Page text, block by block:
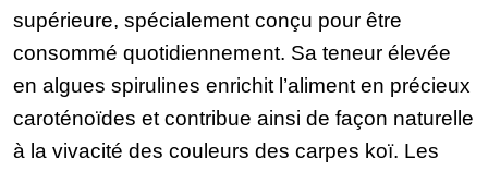
supérieure, spécialement conçu pour être
consommé quotidiennement. Sa teneur élevée
en algues spirulines enrichit l’aliment en précieux
caroténoïdes et contribue ainsi de façon naturelle
à la vivacité des couleurs des carpes koï. Les